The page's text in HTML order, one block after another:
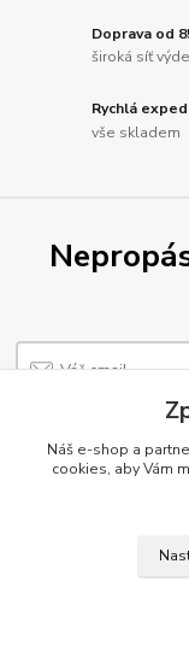
Doprava od
široká síť
Rychlá
vše skladem
Můžete se
Náš e-shop a
cookies, aby Vám